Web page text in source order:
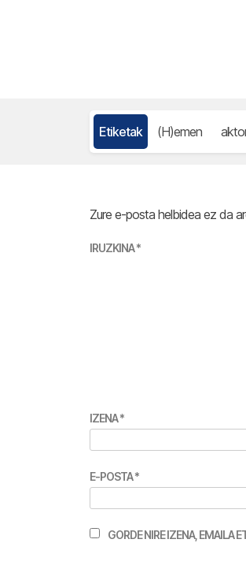
Etiketak (H)emen
Zure e-posta helbidea ez da
IRUZKINA*
IZENA*
E-POSTA*
GORDE NIRE IZENA, EMAILA